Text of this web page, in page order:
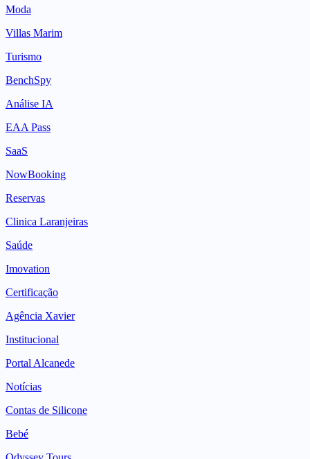
Moda
Villas Marim
Turismo
BenchSpy
Análise IA
EAA Pass
SaaS
NowBooking
Reservas
Clinica Laranjeiras
Saúde
Imovation
Certificação
Agência Xavier
Institucional
Portal Alcanede
Notícias
Contas de Silicone
Bebé